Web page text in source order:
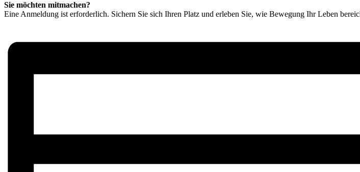
Sie möchten mitmachen?
Eine Anmeldung ist erforderlich. Sichern Sie sich Ihren Platz und erleben Sie, wie Bewegung Ihr Leben